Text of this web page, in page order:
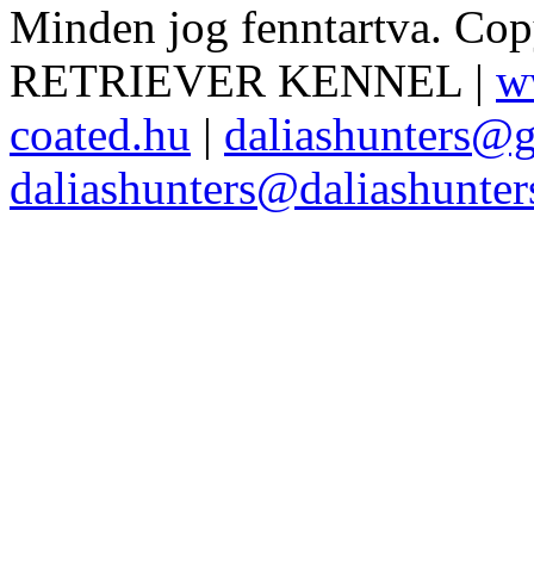
Minden jog fenntartva.
RETRIEVER KENNEL |
coated.hu |